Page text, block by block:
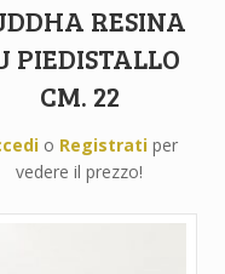
RESINA
PIEDISTALLO
CM. 22
o Registrati per
vedere il prezzo!